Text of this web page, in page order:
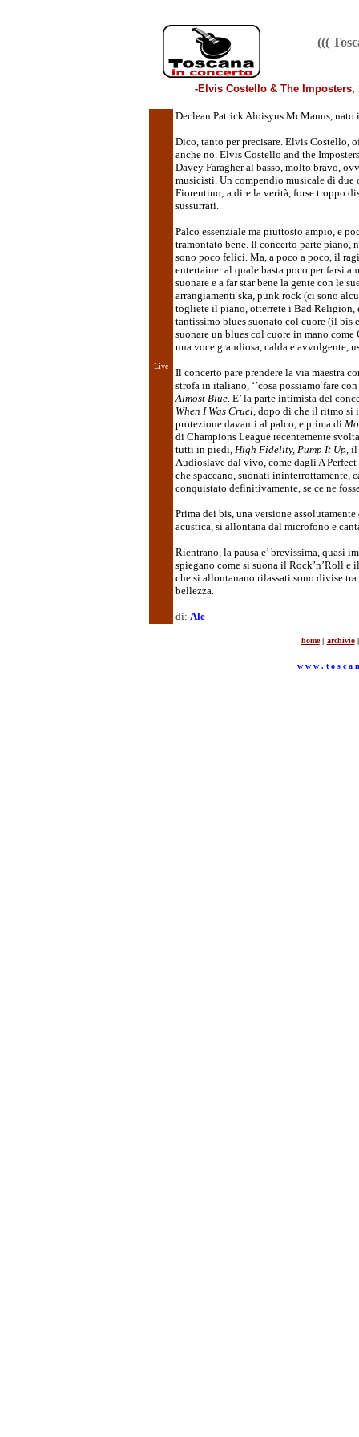
(((
-Elvis Costello & The Imposters,
Live
Declean Patrick Aloisyus McManus,
Dico, tanto per precisare. Elvis Costello,
anche no. Elvis Costello and the
Davey Faragher al basso, molto bravo,
musicisti. Un compendio musicale di due
Fiorentino; a dire la verità, forse troppo
sussurrati.
Palco essenziale ma piuttosto ampio, e
tramontato bene. Il concerto parte piano,
sono poco felici. Ma, a poco a poco, il
entertainer al quale basta poco per farsi
suonare e a far star bene la gente con le
arrangiamenti ska, punk rock (ci sono
togliete il piano, otterrete i Bad Religion,
tantissimo blues suonato col cuore (il bis
suonare un blues col cuore in mano
una voce grandiosa, calda e avvolgente,
Il concerto pare prendere la via maestra
strofa in italiano, ‘’cosa possiamo fare
Almost Blue. E’ la parte intimista del
When I Was Cruel, dopo di che il ritmo si
protezione davanti al palco, e prima di
di Champions League recentemente
tutti in piedi, High Fidelity, Pump It Up, il
Audioslave dal vivo, come dagli A Perfect
che spaccano, suonati ininterrottamente,
conquistato definitivamente, se ce ne
Prima dei bis, una versione
acustica, si allontana dal microfono e
Rientrano, la pausa e’ brevissima, quasi
spiegano come si suona il Rock’n’Roll e
che si allontanano rilassati sono divise
bellezza.
di: Ale
home | archivio |
w w w . t o s c a